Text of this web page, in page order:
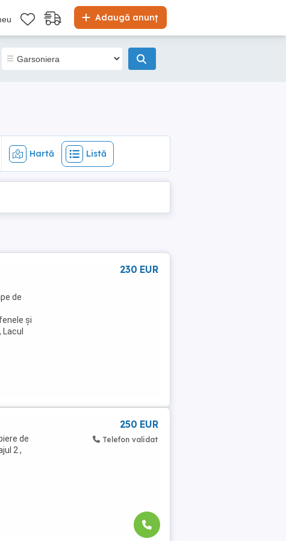
Adaugă anunț
Hartă Listă
Hartă Listă
de
și
230 EUR
de
2 ,
250 EUR
Telefon validat